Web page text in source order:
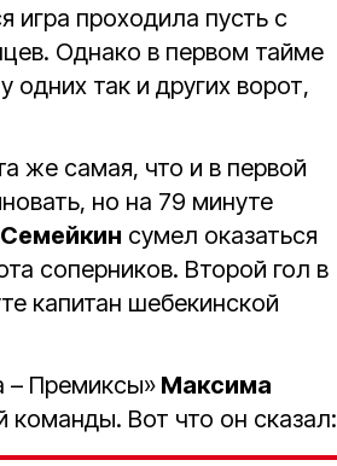
игра проходила пусть с
Однако в первом тайме
одних так и других ворот,
же самая, что и в первой
но на 79 минуте
сумел оказаться
соперников. Второй гол в
капитан шебекинской
– Премиксы» Максима
команды. Вот что он сказал: